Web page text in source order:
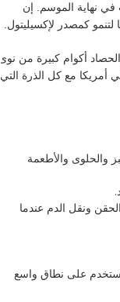
في نهاية الموسم. إن
أكوام كبيرة من نوى
أمريكا مع كل الذرة التي
والحلوى والأطعمة
ونقل الدم عندما
تستخدم على نطاق واسع